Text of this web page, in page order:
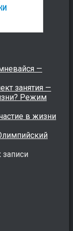
—
занятия —
Режим
в жизни
записи